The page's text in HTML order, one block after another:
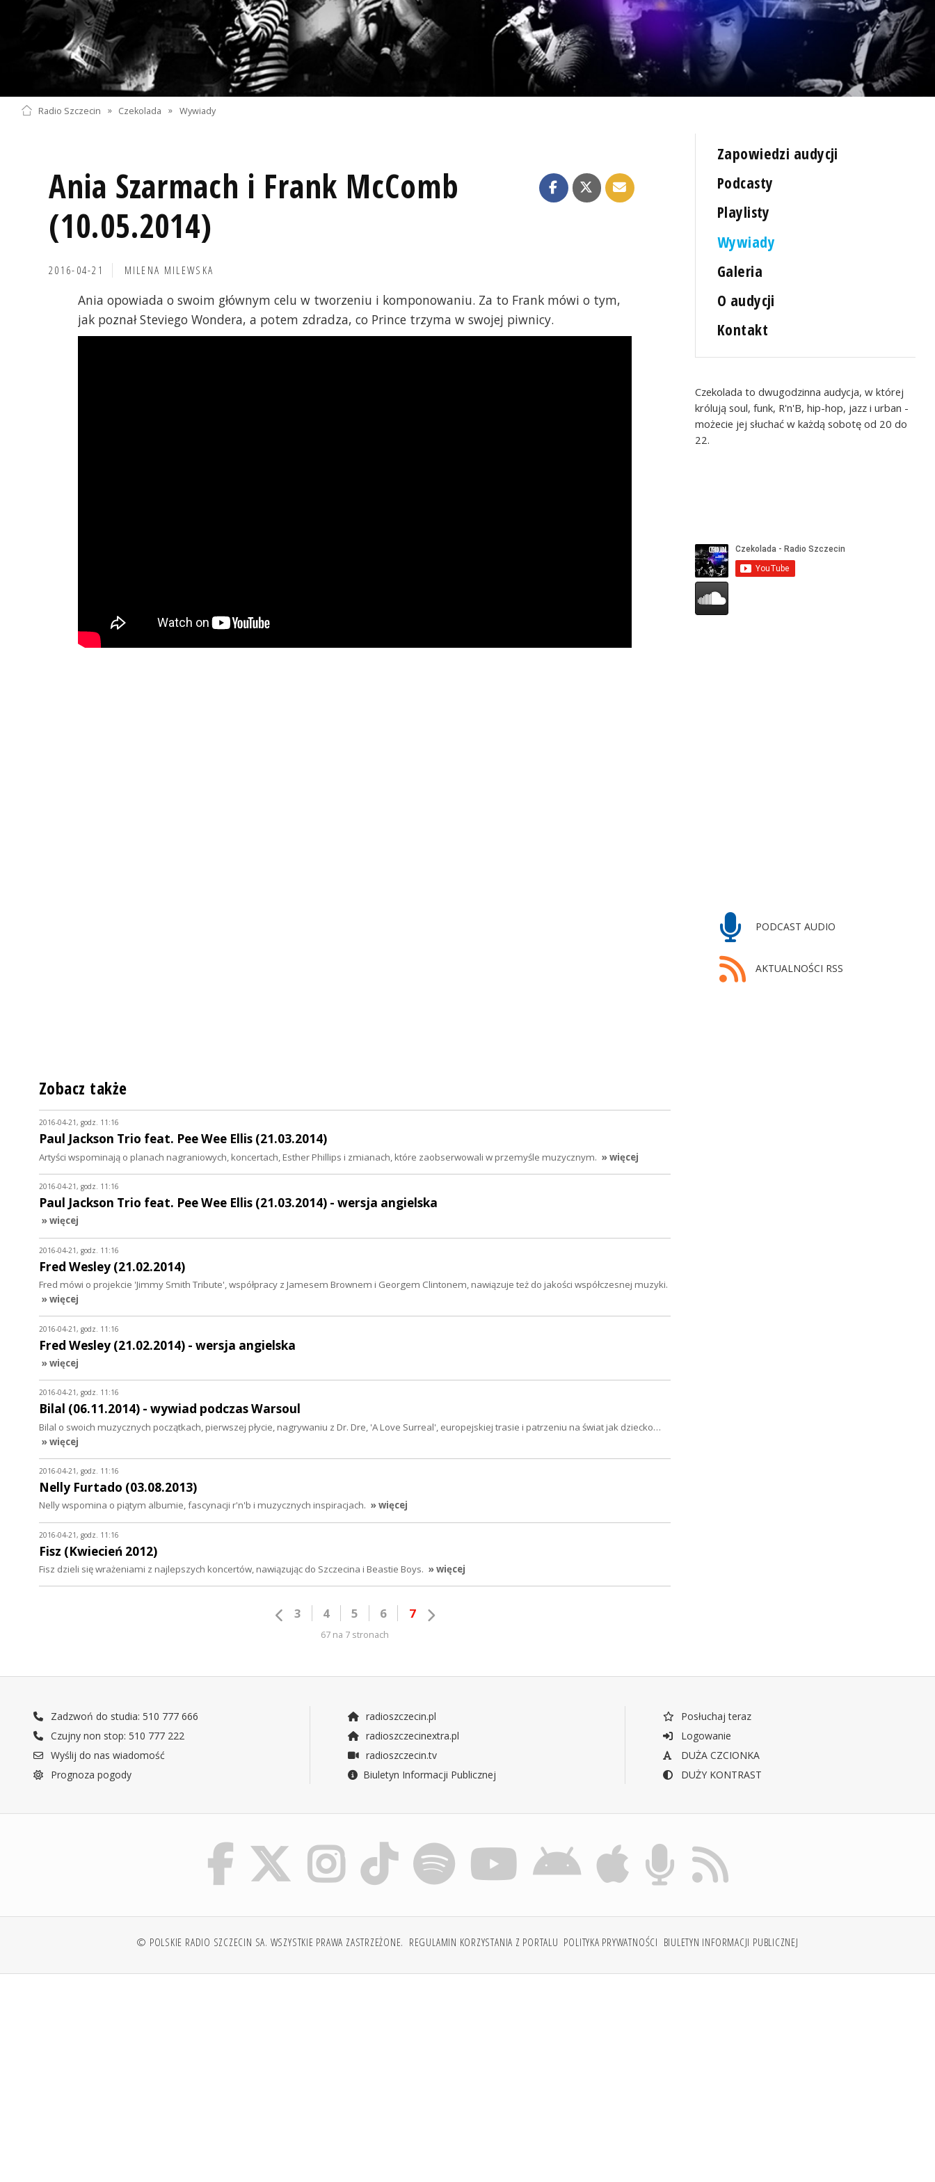
Radio Szczecin » Czekolada » Wywiady
Ania Szarmach i Frank McComb
(10.05.2014)
2016-04-21 MILENA MILEWSKA
Ania opowiada o swoim głównym celu w tworzeniu i komponowaniu. Za to Frank mówi o tym,
jak poznał Steviego Wondera, a potem zdradza, co Prince trzyma w swojej piwnicy.
Zapowiedzi audycji
Podcasty
Playlisty
Wywiady
Galeria
O audycji
Kontakt
Czekolada to dwugodzinna audycja, w której
królują soul, funk, R'n'B, hip-hop, jazz i urban -
możecie jej słuchać w każdą sobotę od 20 do
22.
PODCAST AUDIO
AKTUALNOŚCI RSS
Zobacz także
2016-04-21, godz. 11:16
Paul Jackson Trio feat. Pee Wee Ellis (21.03.2014)
Artyści wspominają o planach nagraniowych, koncertach, Esther Phillips i zmianach, które zaobserwowali w przemyśle muzycznym. » więcej
2016-04-21, godz. 11:16
Paul Jackson Trio feat. Pee Wee Ellis (21.03.2014) - wersja angielska
» więcej
2016-04-21, godz. 11:16
Fred Wesley (21.02.2014)
Fred mówi o projekcie 'Jimmy Smith Tribute', współpracy z Jamesem Brownem i Georgem Clintonem, nawiązuje też do jakości współczesnej muzyki.
» więcej
2016-04-21, godz. 11:16
Fred Wesley (21.02.2014) - wersja angielska
» więcej
2016-04-21, godz. 11:16
Bilal (06.11.2014) - wywiad podczas Warsoul
Bilal o swoich muzycznych początkach, pierwszej płycie, nagrywaniu z Dr. Dre, 'A Love Surreal', europejskiej trasie i patrzeniu na świat jak dziecko…
» więcej
2016-04-21, godz. 11:16
Nelly Furtado (03.08.2013)
Nelly wspomina o piątym albumie, fascynacji r'n'b i muzycznych inspiracjach. » więcej
2016-04-21, godz. 11:16
Fisz (Kwiecień 2012)
Fisz dzieli się wrażeniami z najlepszych koncertów, nawiązując do Szczecina i Beastie Boys. » więcej
3 4 5 6 7
67 na 7 stronach
Zadzwoń do studia: 510 777 666
Czujny non stop: 510 777 222
Wyślij do nas wiadomość
Prognoza pogody
radioszczecin.pl
radioszczecinextra.pl
radioszczecin.tv
Biuletyn Informacji Publicznej
Posłuchaj teraz
Logowanie
DUŻA CZCIONKA
DUŻY KONTRAST
© POLSKIE RADIO SZCZECIN SA. WSZYSTKIE PRAWA ZASTRZEŻONE. REGULAMIN KORZYSTANIA Z PORTALU POLITYKA PRYWATNOŚCI BIULETYN INFORMACJI PUBLICZNEJ